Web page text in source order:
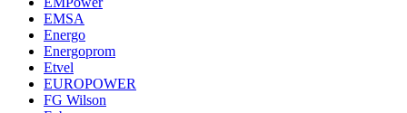
EMSA
Energo
Energoprom
Etvel
EUROPOWER
FG Wilson